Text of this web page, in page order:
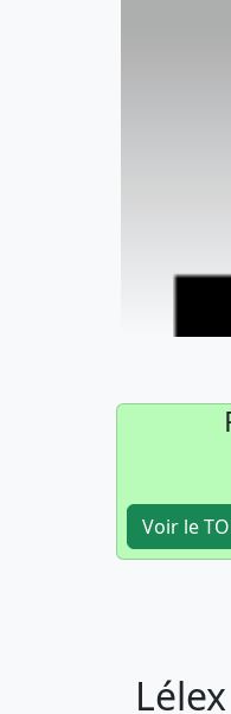
Voir le